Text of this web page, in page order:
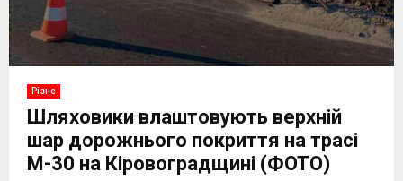
Різне
Шляховики влаштовують верхній
шар дорожнього покриття на трасі
М-30 на Кіровоградщині (ФОТО)